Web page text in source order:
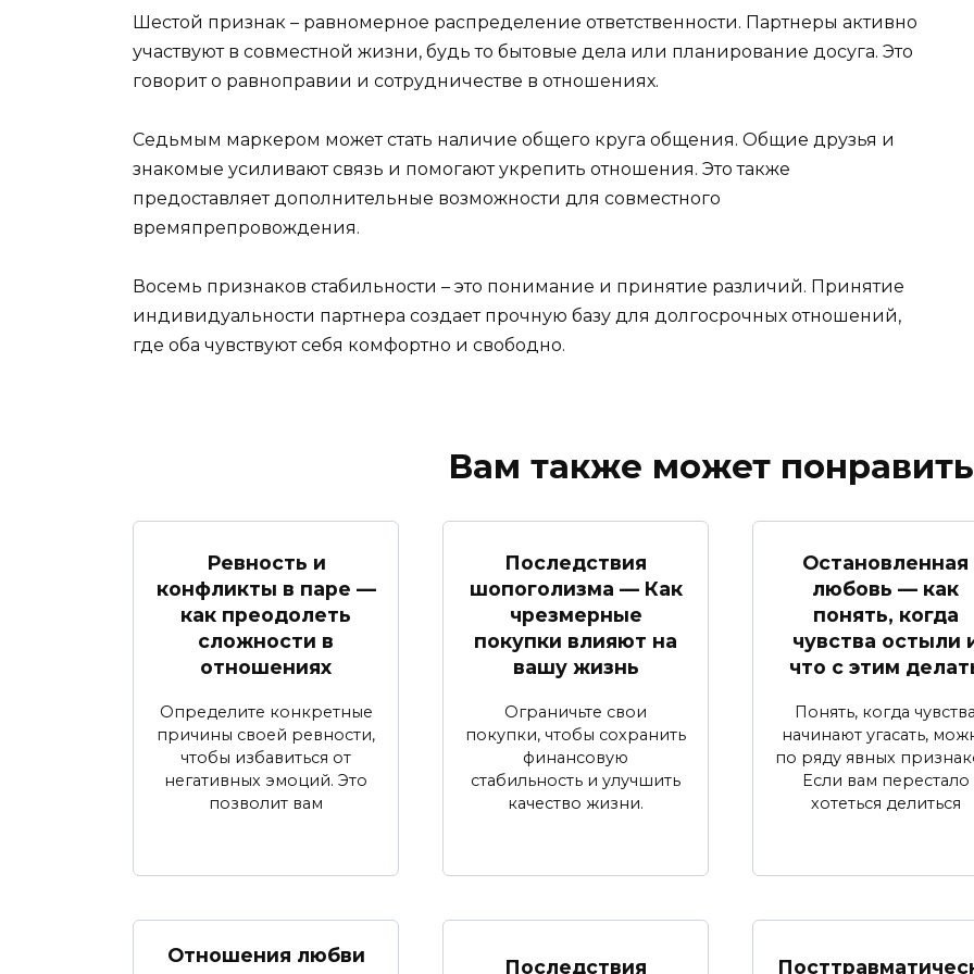
Шестой признак – равномерное распределение ответственности. Партнеры активно
участвуют в совместной жизни, будь то бытовые дела или планирование досуга. Это
говорит о равноправии и сотрудничестве в отношениях.
Седьмым маркером может стать наличие общего круга общения. Общие друзья и
знакомые усиливают связь и помогают укрепить отношения. Это также
предоставляет дополнительные возможности для совместного
времяпрепровождения.
Восемь признаков стабильности – это понимание и принятие различий. Принятие
индивидуальности партнера создает прочную базу для долгосрочных отношений,
где оба чувствуют себя комфортно и свободно.
Вам также может
Ревность и
конфликты в паре —
как преодолеть
сложности в
отношениях
Определите конкретные
причины своей ревности,
чтобы избавиться от
негативных эмоций. Это
позволит вам
Последствия
шопоголизма — Как
чрезмерные
покупки влияют на
вашу жизнь
Ограничьте свои
покупки, чтобы сохранить
финансовую
стабильность и улучшить
качество жизни.
Остановленная
любовь — как
понять, когда
чувства остыли
что с этим
Понять, когда
начинают угасать,
по ряду явных
Если вам перестало
хотеться делиться
Отношения любви
Последствия